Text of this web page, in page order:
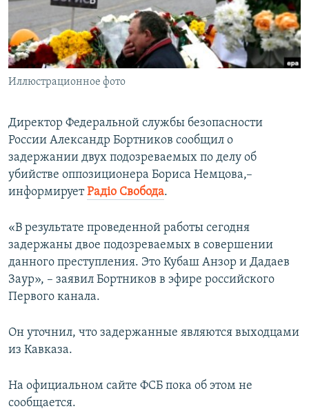
ПОБЕДИТЕЛЕЙ НЕ СУДЯТ?
КРЫМ.НЕПОКОРЕННЫЙ
ELIFBE
УКРАИНСКАЯ ПРОБЛЕМА КРЫМА
ПРИСОЕДИНЯЙТЕСЬ!
Иллюстрационное фото
Директор Федеральной службы безопасности
России Александр Бортников сообщил о
задержании двух подозреваемых по делу об
убийстве оппозиционера Бориса Немцова,–
информируетРадіо Свобода.
«В результате проведенной работы сегодня
задержаны двое подозреваемых в совершении
данного преступления. Это Кубаш Анзор и Дадаев
Заур», – заявил Бортников в эфире российского
Первого канала.
Он уточнил, что задержанные являются выходцами
из Кавказа.
На официальном сайте ФСБ пока об этом не
сообщается.